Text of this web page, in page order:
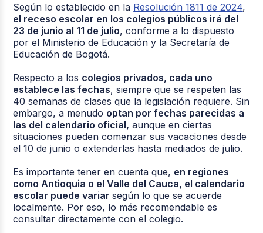
Según lo establecido en la Resolución 1811 de 2024,
el receso escolar en los colegios públicos irá del
23 de junio al 11 de julio, conforme a lo dispuesto
por el Ministerio de Educación y la Secretaría de
Educación de Bogotá.
Respecto a los colegios privados, cada uno
establece las fechas, siempre que se respeten las
40 semanas de clases que la legislación requiere. Sin
embargo, a menudo optan por fechas parecidas a
las del calendario oficial, aunque en ciertas
situaciones pueden comenzar sus vacaciones desde
el 10 de junio o extenderlas hasta mediados de julio.
Es importante tener en cuenta que, en regiones
como Antioquia o el Valle del Cauca, el calendario
escolar puede variarsegún lo que se acuerde
localmente. Por eso, lo más recomendable es
consultar directamente con el colegio.